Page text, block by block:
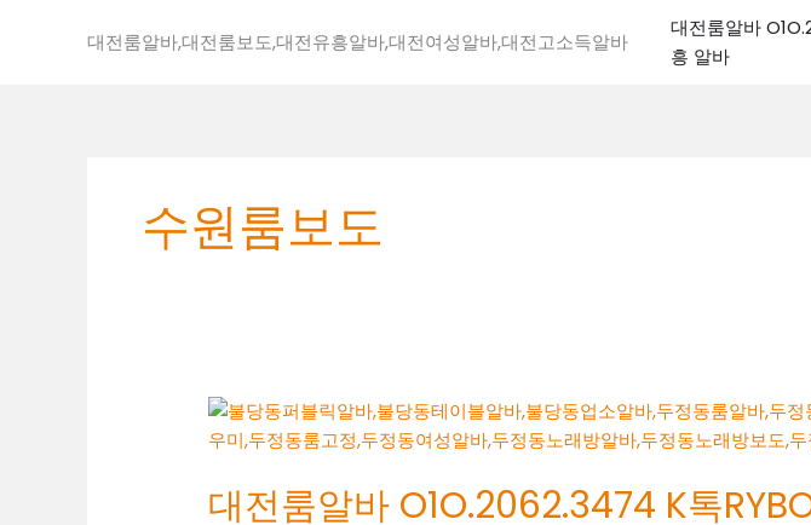
대전룸알바,대전룸보도,대전유흥알바,대전여성알바,대전고소득알바
대전룸알바
흥 알바
수원룸보도
대전룸알바 O1O.2062.3474 K톡
대
전
알